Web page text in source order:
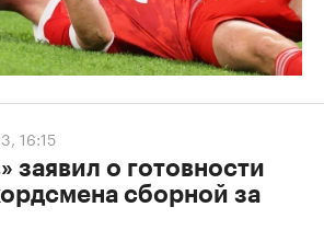
16:15
заявил о готовности
сборной за